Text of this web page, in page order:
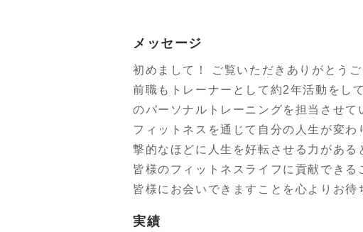
メッセージ
初めまして！ ご覧いただきありがとうご
前職もトレーナーとして約2年活動をし
のパーソナルトレーニングを担当させて
フィットネスを通じて自分の人生が変
撃的なほどに人生を好転させる力がある
皆様のフィットネスライフに貢献できる
皆様にお会いできますことを心よりお待
実績